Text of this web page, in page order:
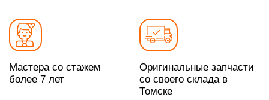
Мастера со стажем
более 7 лет
Оригинальные запчасти
со своего склада в
Томске